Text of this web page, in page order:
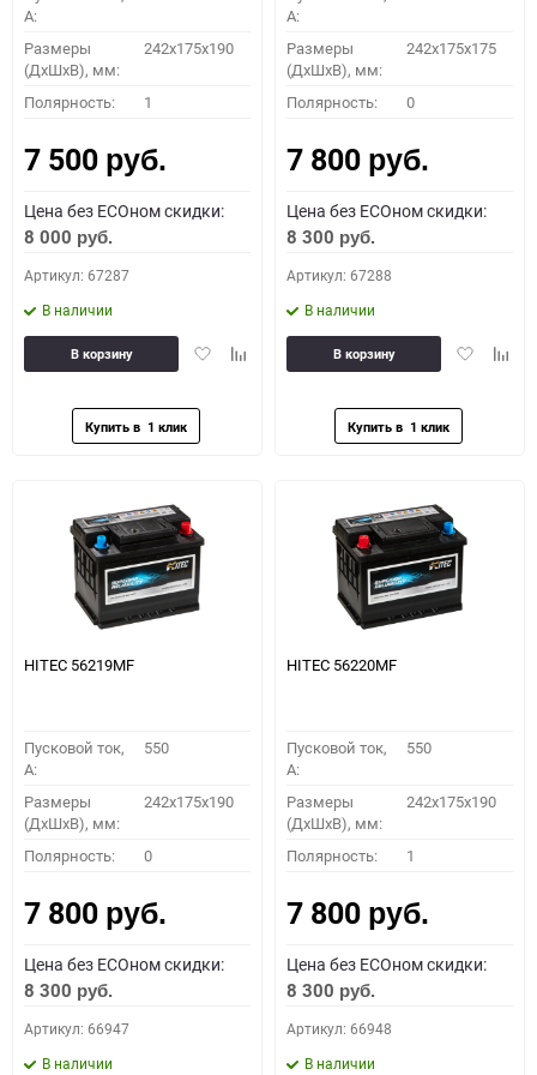
A:
Размеры
(ДхШхВ), мм:
242x175x190
Полярность: 1
7 500 руб.
Цена без ECOном скидки:
8 000 руб.
Артикул: 67287
В наличии
ДобавитьДобавить
В корзину
A:
Размеры
(ДхШхВ), мм:
242x175x175
Полярность: 0
7 800 руб.
Цена без ECOном скидки:
8 300 руб.
Артикул: 67288
В наличии
Добавить
В корзину
HITEC 56219MF
Пусковой ток,
A:
550
Размеры
(ДхШхВ), мм:
242x175x190
Полярность: 0
7 800 руб.
Цена без ECOном скидки:
8 300 руб.
Артикул: 66947
В наличии
HITEC 56220MF
Пусковой ток,
A:
550
Размеры
(ДхШхВ), мм:
242x175x190
Полярность: 1
7 800 руб.
Цена без ECOном скидки:
8 300 руб.
Артикул: 66948
В наличии